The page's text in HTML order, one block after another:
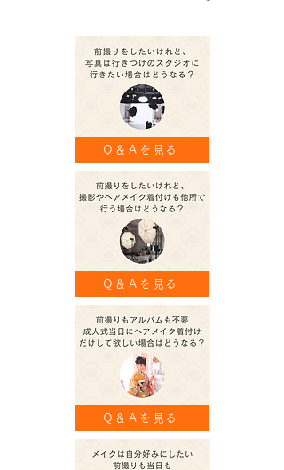
Ｑ＆Ａを見る
Ｑ＆Ａを見る
Ｑ＆Ａを見る